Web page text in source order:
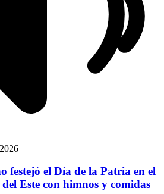
festejó el Día de la Patria en el
Este con himnos y comidas